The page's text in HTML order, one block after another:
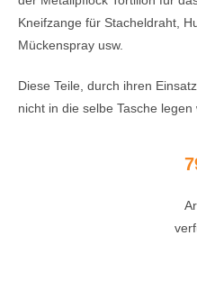
Kneifzange für Stacheldraht,
Mückenspray usw.
Diese Teile, durch ihren
nicht in die selbe Tasche legen